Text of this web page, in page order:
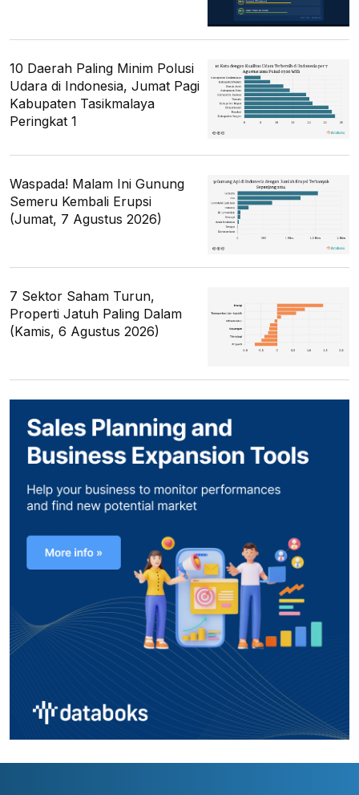
10 Daerah Paling Minim Polusi
Udara di Indonesia, Jumat Pagi
Kabupaten Tasikmalaya
Peringkat 1
Waspada! Malam Ini Gunung
Semeru Kembali Erupsi
(Jumat, 7 Agustus 2026)
7 Sektor Saham Turun,
Properti Jatuh Paling Dalam
(Kamis, 6 Agustus 2026)